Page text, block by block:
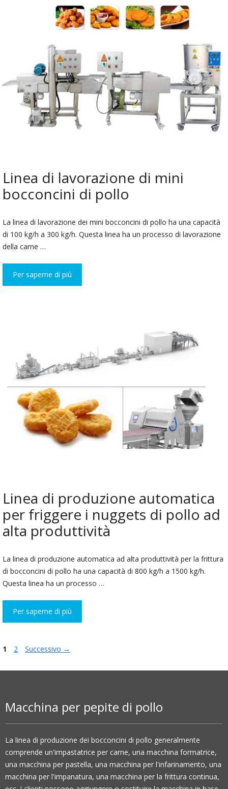
Linea di lavorazione di mini
bocconcini di pollo
La linea di lavorazione dei mini bocconcini di pollo ha una capacità
di 100 kg/h a 300 kg/h. Questa linea ha un processo di lavorazione
della carne …
Per saperne di più
Linea di produzione automatica
per friggere i nuggets di pollo ad
alta produttività
La linea di produzione automatica ad alta produttività per la frittura
di bocconcini di pollo ha una capacità di 800 kg/h a 1500 kg/h.
Questa linea ha un processo …
Per saperne di più
Pagina
1 Pagina
2 Successivo →
Macchina per pepite di pollo
La linea di produzione dei bocconcini di pollo generalmente
comprende un'impastatrice per carne, una macchina formatrice,
una macchina per pastella, una macchina per l'infarinamento, una
macchina per l'impanatura, una macchina per la frittura continua,